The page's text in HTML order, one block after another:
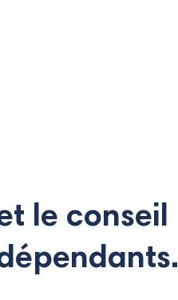
le conseil